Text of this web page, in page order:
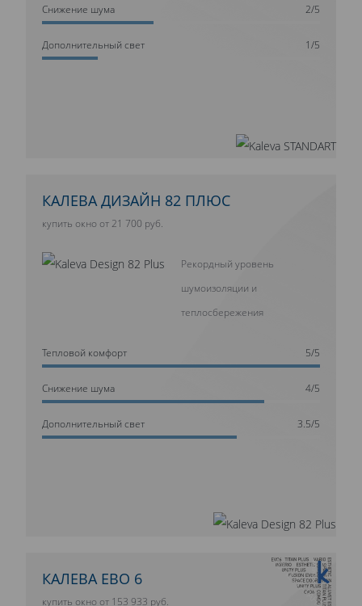
Cнижение шума 2/5
Дополнительный свет 1/5
КАЛЕВА ДИЗАЙН 82 ПЛЮС
купить окно от 21 700 руб.
Рекордный уровень
шумоизоляции и
теплосбережения
Тепловой комфорт 5/5
Cнижение шума 4/5
Дополнительный свет 3.5/5
10 ЛЕТ ГАРАНТИИ
КАЛЕВА ЕВО 6
купить окно от 153 933 руб.